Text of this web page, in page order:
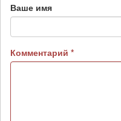
Ваше имя
Комментарий *